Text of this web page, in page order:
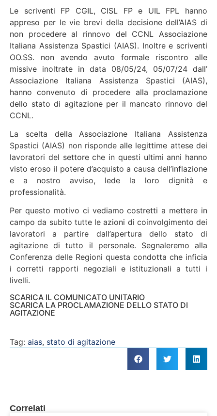
Le scriventi FP CGIL, CISL FP e UIL FPL hanno
appreso per le vie brevi della decisione dell’AIAS di
non procedere al rinnovo del CCNL Associazione
Italiana Assistenza Spastici (AIAS). Inoltre e scriventi
OO.SS. non avendo avuto formale riscontro alle
missive inoltrate in data 08/05/24, 05/07/24 dall’
Associazione Italiana Assistenza Spastici (AIAS),
hanno convenuto di procedere alla proclamazione
dello stato di agitazione per il mancato rinnovo del
CCNL.
La scelta della Associazione Italiana Assistenza
Spastici (AIAS) non risponde alle legittime attese dei
lavoratori del settore che in questi ultimi anni hanno
visto eroso il potere d’acquisto a causa dell’inflazione
e a nostro avviso, lede la loro dignità e
professionalità.
Per questo motivo ci vediamo costretti a mettere in
campo da subito tutte le azioni di coinvolgimento dei
lavoratori a partire dall’apertura dello stato di
agitazione di tutto il personale. Segnaleremo alla
Conferenza delle Regioni questa condotta che inficia
i corretti rapporti negoziali e istituzionali a tutti i
livelli.
SCARICA IL COMUNICATO UNITARIO
SCARICA LA PROCLAMAZIONE DELLO STATO DI
AGITAZIONE
Tag: aias, stato di agitazione
Correlati